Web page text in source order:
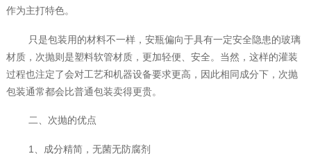
作为主打特色。
只是包装用的材料不一样，安瓶偏向于具有一定安全隐患的玻璃
材质，次抛则是塑料软管材质，更加轻便、安全。当然，这样的灌装
过程也注定了会对工艺和机器设备要求更高，因此相同成分下，次抛
包装通常都会比普通包装卖得更贵。
二、次抛的优点
1、成分精简，无菌无防腐剂